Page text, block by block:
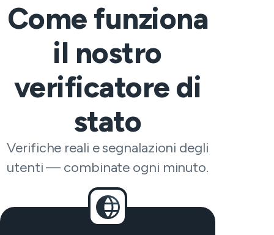
Come funziona
il nostro
verificatore di
stato
Verifiche reali e segnalazioni degli
utenti — combinate ogni minuto.